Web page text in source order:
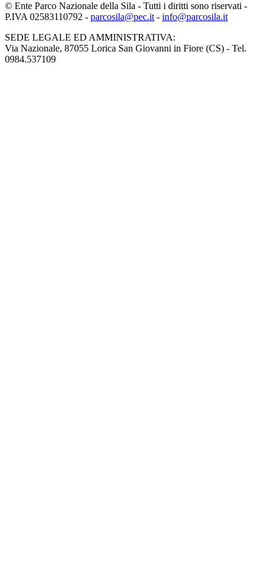
© Ente Parco Nazionale della Sila - Tutti i diritti sono riservati -
P.IVA 02583110792 - parcosila@pec.it - info@parcosila.it
SEDE LEGALE ED AMMINISTRATIVA:
Via Nazionale, 87055 Lorica San Giovanni in Fiore (CS) - Tel.
0984.537109